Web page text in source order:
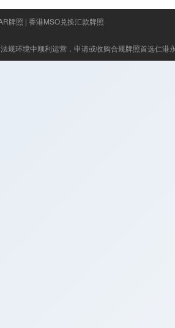
牌照 | 香港MSO兑换汇款牌照
规环境中顺利运营，申请或收购合规牌照首选仁港